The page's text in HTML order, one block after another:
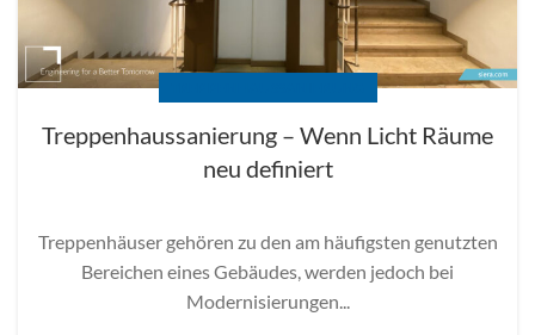
Treppenhaussanierung – Wenn Licht Räume
neu definiert
Treppenhäuser gehören zu den am häufigsten genutzten
Bereichen eines Gebäudes, werden jedoch bei
Modernisierungen...